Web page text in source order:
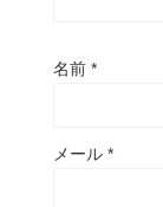
名前 *
メール *